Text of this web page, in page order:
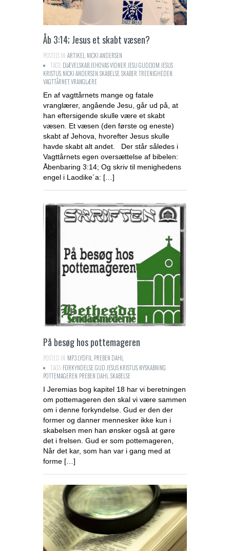
Åb 3:14; Jesus et skabt væsen?
POSTED IN:ARTIKEL,NICKI ANDERSEN
TAGS:DJÆVELSKAB,JEHOVAS VIDNER,JESU GUDDOM,JESUS
KRISTUS,NICKI ANDERSEN,SKABELSE,SKABER,TREENIGHEDEN,
VAGTTÅRNET,VRANGLÆRE
En af vagttårnets mange og fatale
vranglærer, angående Jesu, går ud på, at
han eftersigende skulle være et skabt
væsen. Et væsen (den første og eneste)
skabt af Jehova, hvorefter Jesus skulle
havde skabt alt andet. Der står således i
Vagttårnets egen oversættelse af bibelen:
Åbenbaring 3:14; Og skriv til menighedens
engel i Laodike´a: […]
På besøg hos pottemageren
POSTED IN:MP3 LYDFIL PREBEN DAHL
TAGS:FORKYNDELSEGUD JESUS KRISTUS NYSKABNING
POTTEMAGEREN PREBEN DAHL SKABELSE
I Jeremias bog kapitel 18 har vi beretningen
om pottemageren den skal vi være sammen
om i denne forkyndelse. Gud er den der
former og danner mennesker ikke kun i
skabelsen men han ønsker også at gøre
det i frelsen. Gud er som pottemageren,
Når det kar, som han var i gang med at
forme […]